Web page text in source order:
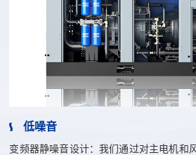
低噪音
变频器静噪音设计：我们通过对主电机和